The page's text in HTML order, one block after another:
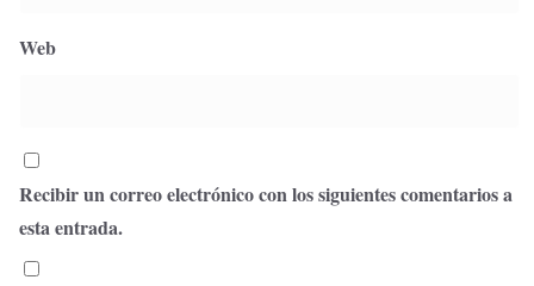
Web
Recibir un correo electrónico con los siguientes comentarios a
esta entrada.